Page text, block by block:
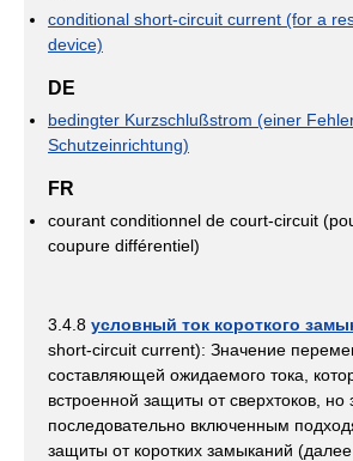
conditional short-circuit current (for a
device)
DE
bedingter Kurzschlußstrom (einer
Schutzeinrichtung)
FR
courant conditionnel de court-circuit
coupure différentiel)
3.4.8 условный ток короткого
short-circuit current): Значение
составляющей ожидаемого тока,
встроенной защиты от сверхтоков,
последовательно включенным
защиты от коротких замыканий